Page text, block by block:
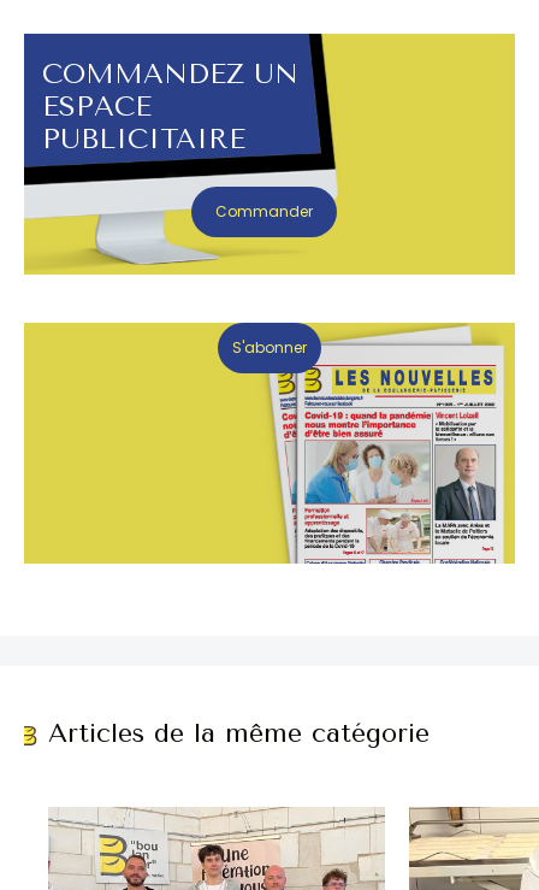
COMMANDEZ UN
ESPACE
PUBLICITAIRE
Commander
S'abonner
Articles de la même catégorie